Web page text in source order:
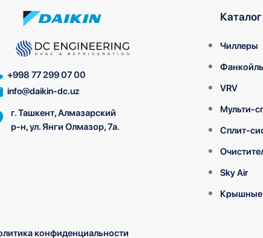
+998 77 299 07 00
info@daikin-dc.uz
г. Ташкент, Алмазарский
р-н, ул. Янги Олмазор, 7а.
Каталог
Чиллеры
VRV
Мульти-
Сплит-
Sky Air
Крышные
конфиденциальности